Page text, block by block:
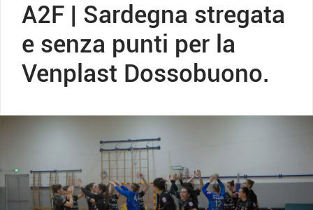
A2F | Sardegna stregata
e senza punti per la
Venplast Dossobuono.